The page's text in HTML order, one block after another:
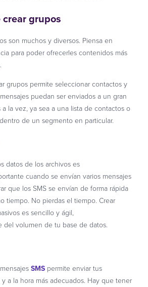
grupos
son muchos y diversos. Piensa en
para poder ofrecerles contenidos más
grupos permite seleccionar contactos y
puedan ser enviados a un gran
la vez, ya sea a una lista de contactos o
de un segmento en particular.
datos de los archivos es
cuando se envían varios mensajes
que los SMS se envían de forma rápida
tiempo. No pierdas el tiempo. Crear
es sencillo y ágil,
volumen de tu base de datos.
SMS permite enviar tus
a la hora más adecuados. Hay que tener